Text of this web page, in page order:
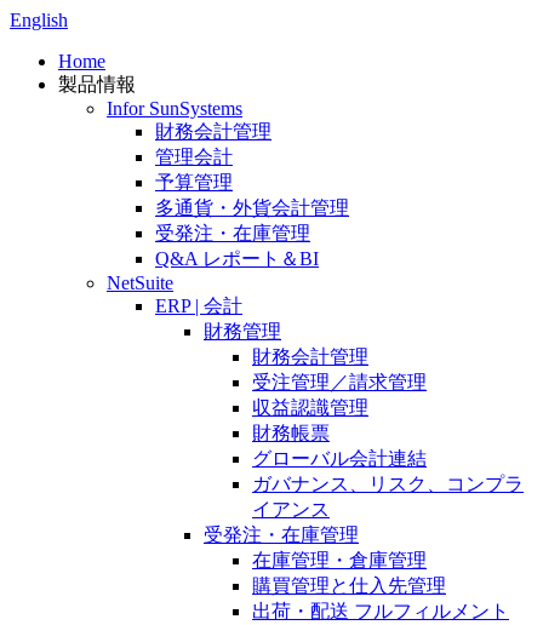
English
Home
製品情報
Infor SunSystems
財務会計管理
管理会計
予算管理
多通貨・外貨会計管理
受発注・在庫管理
Q&A レポート＆BI
NetSuite
ERP | 会計
財務管理
財務会計管理
受注管理／請求管理
収益認識管理
財務帳票
グローバル会計連結
ガバナンス、リスク、コンプラ
イアンス
受発注・在庫管理
在庫管理・倉庫管理
購買管理と仕入先管理
出荷・配送 フルフィルメント